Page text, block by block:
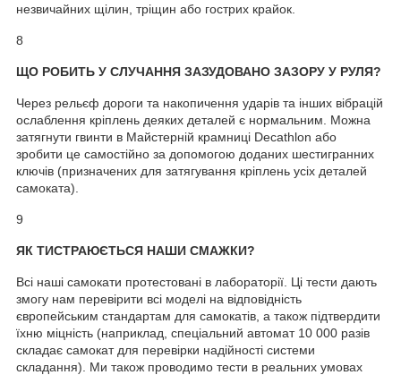
незвичайних щілин, тріщин або гострих крайок.
8
ЩО РОБИТЬ У СЛУЧАННЯ ЗАЗУДОВАНО ЗАЗОРУ У РУЛЯ?
Через рельєф дороги та накопичення ударів та інших вібрацій
ослаблення кріплень деяких деталей є нормальним. Можна
затягнути гвинти в Майстерній крамниці Decathlon або
зробити це самостійно за допомогою доданих шестигранних
ключів (призначених для затягування кріплень усіх деталей
самоката).
9
ЯК ТИСТРАЮЄТЬСЯ НАШИ СМАЖКИ?
Всі наші самокати протестовані в лабораторії. Ці тести дають
змогу нам перевірити всі моделі на відповідність
європейським стандартам для самокатів, а також підтвердити
їхню міцність (наприклад, спеціальний автомат 10 000 разів
складає самокат для перевірки надійності системи
складання). Ми також проводимо тести в реальних умовах